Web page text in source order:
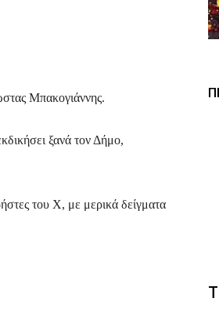
Μπακογιάννης.
ξανά τον Δήμο,
του Χ, με μερικά δείγματα